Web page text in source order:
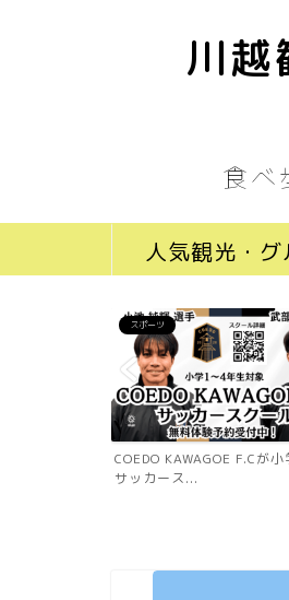
川
食べ
人気観光・グ
スポーツ
COEDO KAWAGOE F.Cが
サッカース...